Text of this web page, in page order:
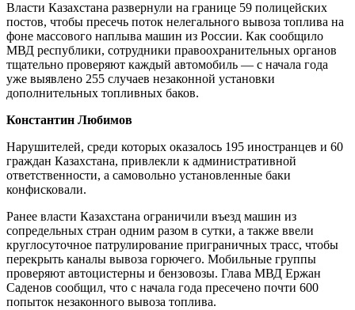
Власти Казахстана развернули на границе 59 полицейских
постов, чтобы пресечь поток нелегального вывоза топлива на
фоне массового наплыва машин из России. Как сообщило
МВД республики, сотрудники правоохранительных органов
тщательно проверяют каждый автомобиль — с начала года
уже выявлено 255 случаев незаконной установки
дополнительных топливных баков.
Константин Любимов
Нарушителей, среди которых оказалось 195 иностранцев и 60
граждан Казахстана, привлекли к административной
ответственности, а самовольно установленные баки
конфисковали.
Ранее власти Казахстана ограничили въезд машин из
сопредельных стран одним разом в сутки, а также ввели
круглосуточное патрулирование приграничных трасс, чтобы
перекрыть каналы вывоза горючего. Мобильные группы
проверяют автоцистерны и бензовозы. Глава МВД Ержан
Саденов сообщил, что с начала года пресечено почти 600
попыток незаконного вывоза топлива.